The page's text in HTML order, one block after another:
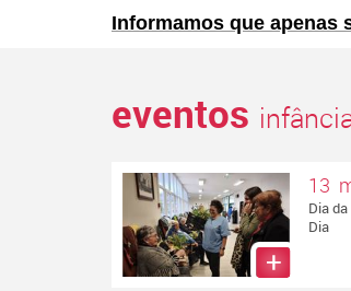
Informamos que apenas
eventos
13
Dia
Dia